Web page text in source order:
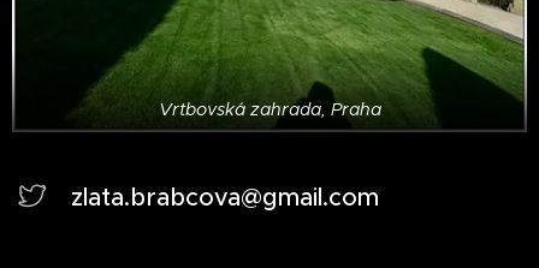
Vrtbovská zahrada, Praha
zlata.brabcova@gmail.com